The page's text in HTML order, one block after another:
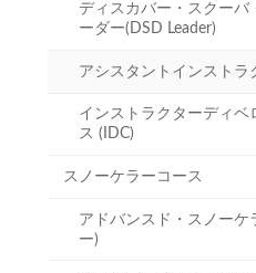
ディスカバー・スクーバ
ーダー(DSD Leader)
アシスタントインストラ
インストラクターディベ
ス (IDC)
スノーケラーコース
アドバンスド・スノーケ
ー)